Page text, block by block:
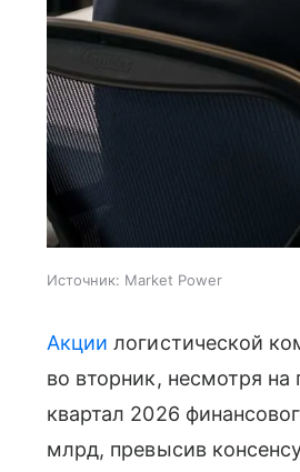
Источник: Market Power
Акции логистической
во вторник, несмотря
квартал 2026
млрд, превысив